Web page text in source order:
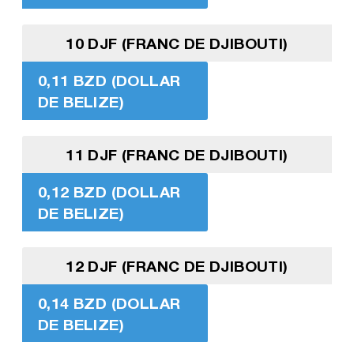
10 DJF (FRANC DE DJIBOUTI)
0,11 BZD (DOLLAR
DE BELIZE)
11 DJF (FRANC DE DJIBOUTI)
0,12 BZD (DOLLAR
DE BELIZE)
12 DJF (FRANC DE DJIBOUTI)
0,14 BZD (DOLLAR
DE BELIZE)